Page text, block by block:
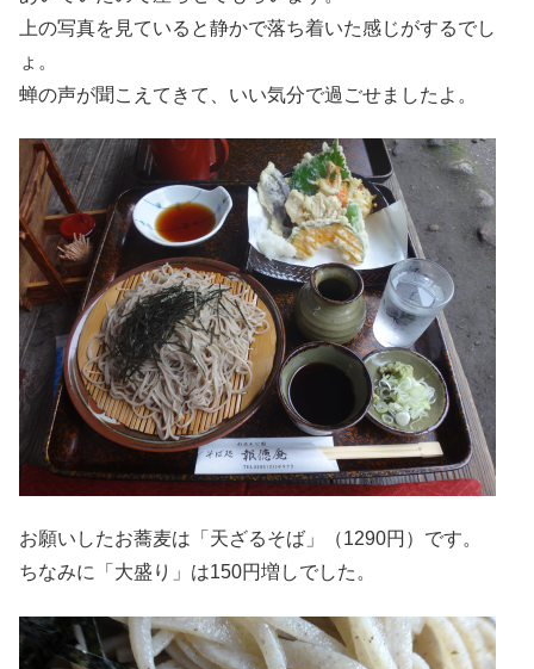
上の写真を見ていると静かで落ち着いた感じがするでし
ょ。
蝉の声が聞こえてきて、いい気分で過ごせましたよ。
お願いしたお蕎麦は「天ざるそば」（1290円）です。
ちなみに「大盛り」は150円増しでした。